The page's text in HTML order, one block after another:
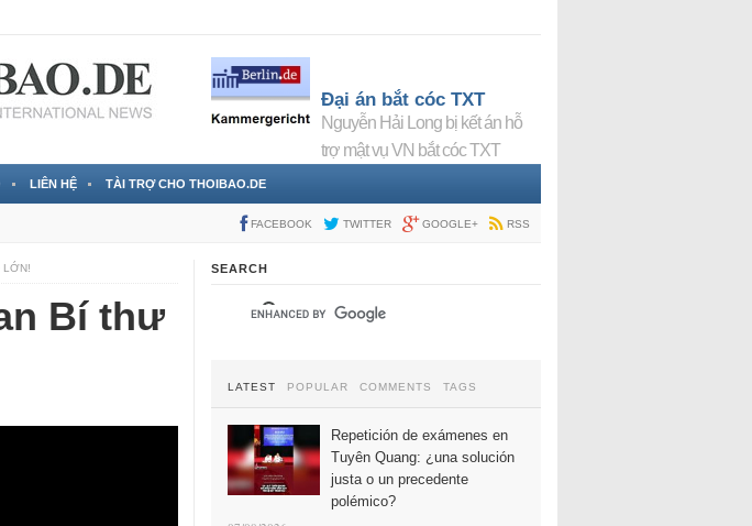
Đại án bắt cóc TXT
Nguyễn Hải Long bị kết án hỗ
trợ mật vụ VN bắt cóc TXT
LIÊN HỆ TÀI TRỢ CHO THOIBAO.DE
FACEBOOK TWITTER GOOGLE+ RSS
LỚN!
Bí thư
SEARCH
LATEST POPULAR COMMENTS TAGS
Repetición de exámenes en
Tuyên Quang: ¿una solución
justa o un precedente
polémico?